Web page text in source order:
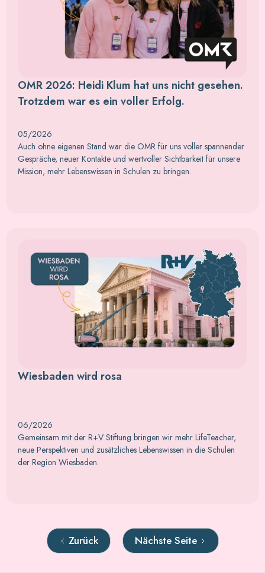
OMR 2026: Heidi Klum hat uns nicht gesehen.
Trotzdem war es ein voller Erfolg.
05/2026
Auch ohne eigenen Stand war die OMR für uns voller spannender
Gespräche, neuer Kontakte und wertvoller Sichtbarkeit für unsere
Mission, mehr Lebenswissen in Schulen zu bringen.
Wiesbaden wird rosa
06/2026
Gemeinsam mit der R+V Stiftung bringen wir mehr LifeTeacher,
neue Perspektiven und zusätzliches Lebenswissen in die Schulen
der Region Wiesbaden.
Zurück Nächste Seite